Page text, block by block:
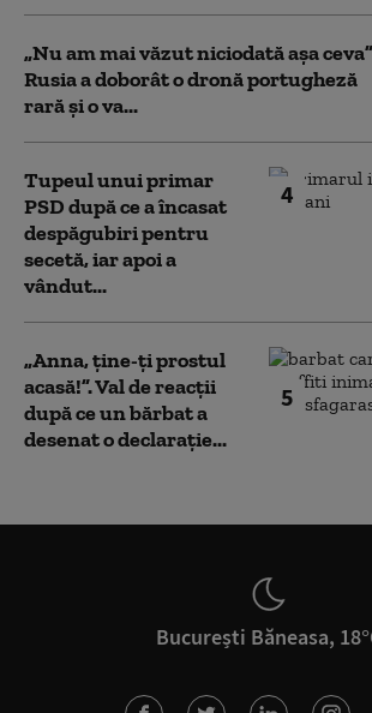
„Nu am mai văzut niciodată așa
Rusia a doborât o dronă portugheză
rară și o va...
4
Tupeul unui primar
PSD după ce a încasat
despăgubiri pentru
secetă, iar apoi a
vândut...
5
„Anna, ţine-ţi prostul
acasă!”. Val de reacții
după ce un bărbat a
desenat o declarație...
București Băneasa,